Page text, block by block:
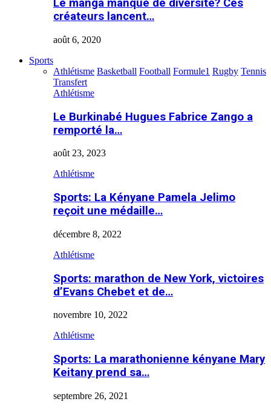
Le manga manque de diversité? Ces
créateurs lancent…
août 6, 2020
Sports
Athlétisme Basketball Football Formule1 Rugby Tennis
Transfert
Athlétisme
Le Burkinabé Hugues Fabrice Zango a
remporté la…
août 23, 2023
Athlétisme
Sports: La Kényane Pamela Jelimo
reçoit une médaille…
décembre 8, 2022
Athlétisme
Sports: marathon de New York, victoires
d’Evans Chebet et de…
novembre 10, 2022
Athlétisme
Sports: La marathonienne kényane Mary
Keitany prend sa…
septembre 26, 2021